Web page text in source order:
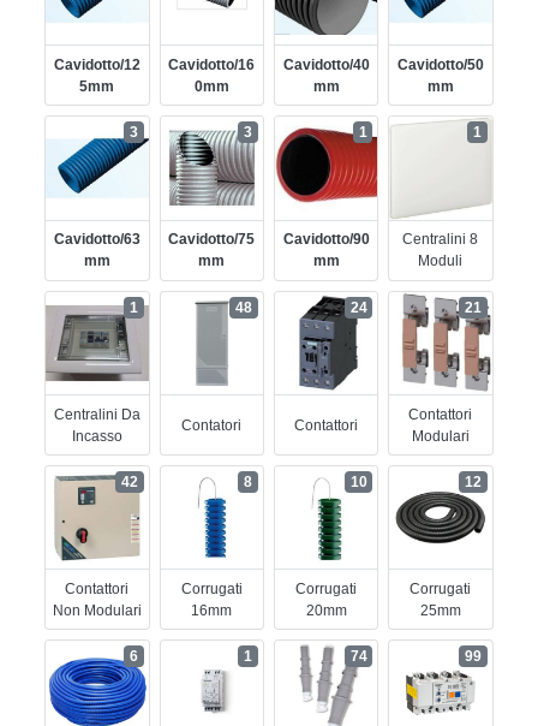
Cavidotto/12
5mm
Cavidotto/16
0mm
Cavidotto/40
Mm
Cavidotto/50
Mm
Cavidotto/63
Mm
3
Cavidotto/75
Mm
3
Cavidotto/90
Mm
1
Centralini 8
Moduli
1
Centralini Da
Incasso
1
Contatori
48
Contattori
24
Contattori
Modulari
21
Contattori
Non Modulari
42
Corrugati
16mm
8
Corrugati
20mm
10
Corrugati
25mm
12
6 1 74 99